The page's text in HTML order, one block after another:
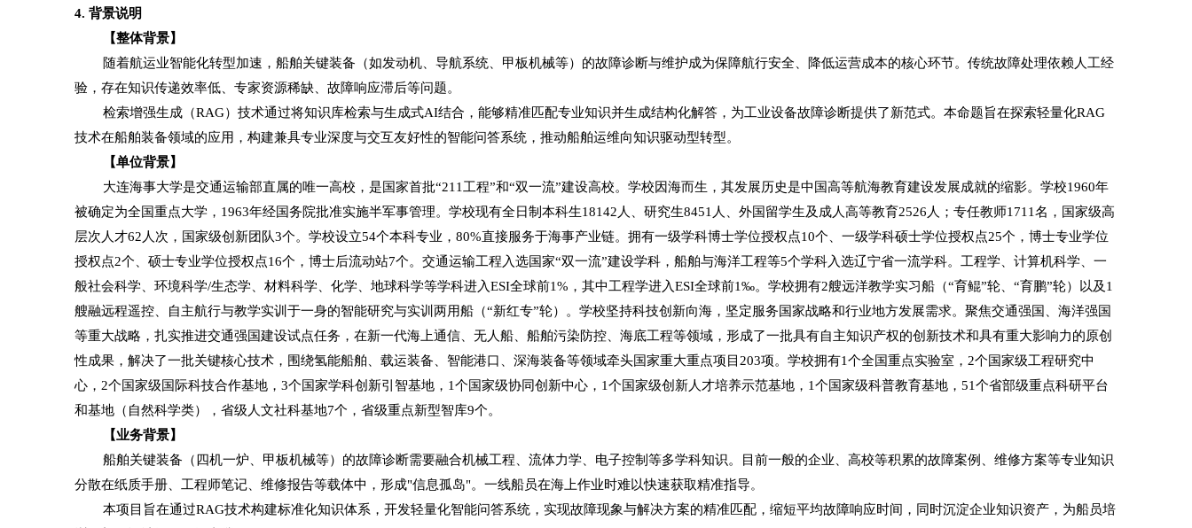
4. 背景说明
【整体背景】
随着航运业智能化转型加速，船舶关键装备（如发动机、导航系统、甲板机械等）的故障诊断与维护成为保障航行安全、降低运营成本的核心环节。传统故障处理依赖人工经
验，存在知识传递效率低、专家资源稀缺、故障响应滞后等问题。
检索增强生成（RAG）技术通过将知识库检索与生成式AI结合，能够精准匹配专业知识并生成结构化解答，为工业设备故障诊断提供了新范式。本命题旨在探索轻量化RAG
技术在船舶装备领域的应用，构建兼具专业深度与交互友好性的智能问答系统，推动船舶运维向知识驱动型转型。
【单位背景】
大连海事大学是交通运输部直属的唯一高校，是国家首批“211工程”和“双一流”建设高校。学校因海而生，其发展历史是中国高等航海教育建设发展成就的缩影。学校1960年
被确定为全国重点大学，1963年经国务院批准实施半军事管理。学校现有全日制本科生18142人、研究生8451人、外国留学生及成人高等教育2526人；专任教师1711名，国家级高
层次人才62人次，国家级创新团队3个。学校设立54个本科专业，80%直接服务于海事产业链。拥有一级学科博士学位授权点10个、一级学科硕士学位授权点25个，博士专业学位
授权点2个、硕士专业学位授权点16个，博士后流动站7个。交通运输工程入选国家“双一流”建设学科，船舶与海洋工程等5个学科入选辽宁省一流学科。工程学、计算机科学、一
般社会科学、环境科学/生态学、材料科学、化学、地球科学等学科进入ESI全球前1%，其中工程学进入ESI全球前1‰。学校拥有2艘远洋教学实习船（“育鲲”轮、“育鹏”轮）以及1
艘融远程遥控、自主航行与教学实训于一身的智能研究与实训两用船（“新红专”轮）。学校坚持科技创新向海，坚定服务国家战略和行业地方发展需求。聚焦交通强国、海洋强国
等重大战略，扎实推进交通强国建设试点任务，在新一代海上通信、无人船、船舶污染防控、海底工程等领域，形成了一批具有自主知识产权的创新技术和具有重大影响力的原创
性成果，解决了一批关键核心技术，围绕氢能船舶、载运装备、智能港口、深海装备等领域牵头国家重大重点项目203项。学校拥有1个全国重点实验室，2个国家级工程研究中
心，2个国家级国际科技合作基地，3个国家学科创新引智基地，1个国家级协同创新中心，1个国家级创新人才培养示范基地，1个国家级科普教育基地，51个省部级重点科研平台
和基地（自然科学类），省级人文社科基地7个，省级重点新型智库9个。
【业务背景】
船舶关键装备（四机一炉、甲板机械等）的故障诊断需要融合机械工程、流体力学、电子控制等多学科知识。目前一般的企业、高校等积累的故障案例、维修方案等专业知识
分散在纸质手册、工程师笔记、维修报告等载体中，形成"信息孤岛"。一线船员在海上作业时难以快速获取精准指导。
本项目旨在通过RAG技术构建标准化知识体系，开发轻量化智能问答系统，实现故障现象与解决方案的精准匹配，缩短平均故障响应时间，同时沉淀企业知识资产，为船员培